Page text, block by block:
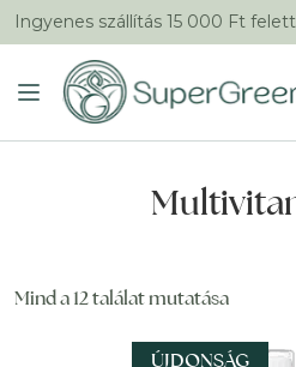
Ingyenes szállítás 15 000 Ft felett
Mind a 12 találat mutatása
ÚJDONSÁG